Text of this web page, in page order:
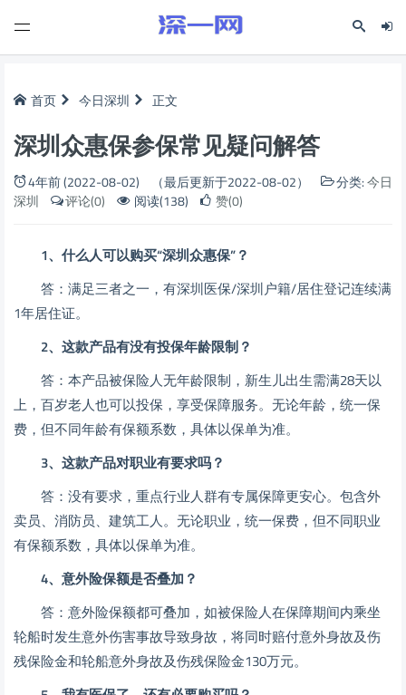
首页 今日深圳 正文
深圳众惠保参保常见疑问解答
4年前 (2022-08-02) （最后更新于2022-08-02） 分类:今日
深圳
评论(0) 阅读(138) 赞(0)
1、什么人可以购买“深圳众惠保”？
答：满足三者之一，有深圳医保/深圳户籍/居住登记连续满
1年居住证。
2、这款产品有没有投保年龄限制？
答：本产品被保险人无年龄限制，新生儿出生需满28天以
上，百岁老人也可以投保，享受保障服务。无论年龄，统一保
费，但不同年龄有保额系数，具体以保单为准。
3、这款产品对职业有要求吗？
答：没有要求，重点行业人群有专属保障更安心。包含外
卖员、消防员、建筑工人。无论职业，统一保费，但不同职业
有保额系数，具体以保单为准。
4、意外险保额是否叠加？
答：意外险保额都可叠加，如被保险人在保障期间内乘坐
轮船时发生意外伤害事故导致身故，将同时赔付意外身故及伤
残保险金和轮船意外身故及伤残保险金130万元。